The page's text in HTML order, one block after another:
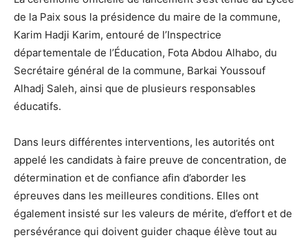
de la Paix sous la présidence du maire de la commune,
Karim Hadji Karim, entouré de l’Inspectrice
départementale de l’Éducation, Fota Abdou Alhabo, du
Secrétaire général de la commune, Barkai Youssouf
Alhadj Saleh, ainsi que de plusieurs responsables
éducatifs.
Dans leurs différentes interventions, les autorités ont
appelé les candidats à faire preuve de concentration, de
détermination et de confiance afin d’aborder les
épreuves dans les meilleures conditions. Elles ont
également insisté sur les valeurs de mérite, d’effort et de
persévérance qui doivent guider chaque élève tout au